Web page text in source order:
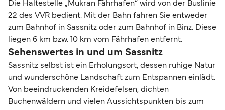
Die Haltestelle „Mukran Fährhafen“ wird von der Buslinie
22 des VVR bedient. Mit der Bahn fahren Sie entweder
zum Bahnhof in Sassnitz oder zum Bahnhof in Binz. Diese
liegen 6 km bzw. 10 km vom Fährhafen entfernt.
Sehenswertes in und um Sassnitz
Sassnitz selbst ist ein Erholungsort, dessen ruhige Natur
und wunderschöne Landschaft zum Entspannen einlädt.
Von beeindruckenden Kreidefelsen, dichten
Buchenwäldern und vielen Aussichtspunkten bis zum